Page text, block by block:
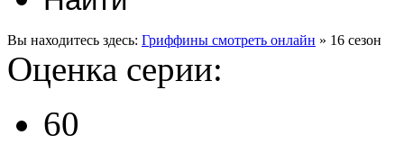
Вы находитесь здесь: Гриффины смотреть онлайн » 16 сезон
Оценка серии:
60